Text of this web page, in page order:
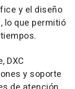
y el diseño
lo que permitió
DXC
y soporte